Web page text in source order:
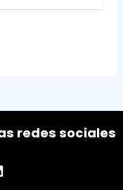
redes sociales